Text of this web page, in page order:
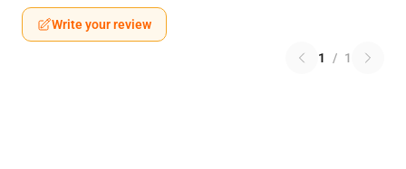
Write your review
1 / 1